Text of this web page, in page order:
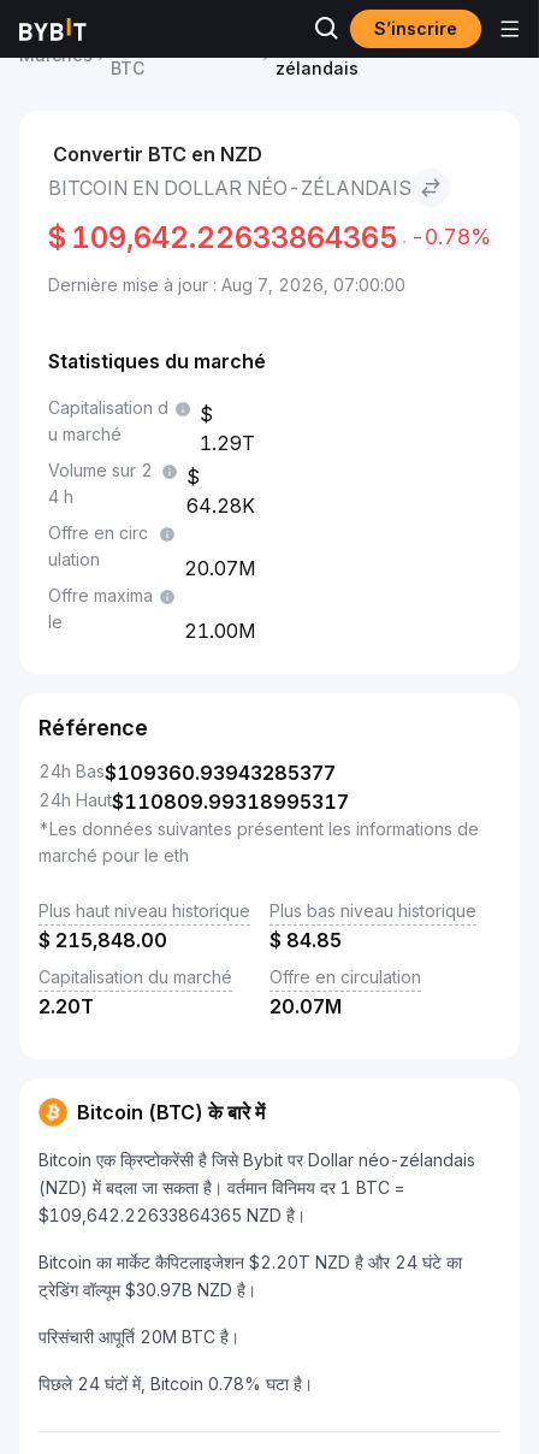
S’inscrire
Marchés
BTC
Bitcoin to Dollar néo-
zélandais
Convertir BTC en NZD
BITCOIN EN DOLLAR NÉO-ZÉLANDAIS
$ 109,642.22633864365 -0.78%
Dernière mise à jour : Aug 7, 2026, 07:00:00
Statistiques du marché
Capitalisation d
u marché
1.29T
Volume sur 2
4 h
64.28K
Offre en circ
ulation
20.07M
Offre maxima
le
21.00M
Référence
24h Bas$109360.93943285377
24h Haut$110809.99318995317
*Les données suivantes présentent les informations de
marché pour le eth
Plus haut niveau historique
$ 215,848.00
Plus bas niveau historique
$ 84.85
Capitalisation du marché
2.20T
Offre en circulation
20.07M
Bitcoin (BTC) के बारे में
Bitcoin एक क्रिप्टोकरेंसी है जिसे Bybit पर Dollar néo-zélandais
(NZD) में बदला जा सकता है। वर्तमान विनिमय दर 1 BTC =
$109,642.22633864365 NZD है।
Bitcoin का मार्केट कैपिटलाइजेशन $2.20T NZD है और 24 घंटे का
ट्रेडिंग वॉल्यूम $30.97B NZD है।
परिसंचारी आपूर्ति 20M BTC है।
पिछले 24 घंटों में, Bitcoin 0.78% घटा है।